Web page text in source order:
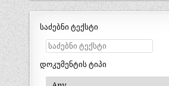
საძებნი ტექსტი
დოკუმენტის ტიპი